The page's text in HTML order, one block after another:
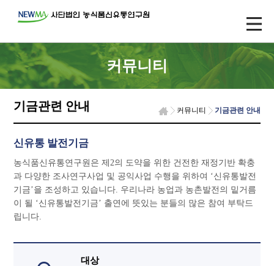
커뮤니티
기금관련 안내 커뮤니티 기금관련 안내
신유통 발전기금
농식품신유통연구원은 제2의 도약을 위한 건전한 재정기반 확충
과 다양한 조사연구사업 및 공익사업 수행을 위하여 ‘신유통발전
기금’을 조성하고 있습니다. 우리나라 농업과 농촌발전의 밑거름
이 될 ‘신유통발전기금’ 출연에 뜻있는 분들의 많은 참여 부탁드
립니다.
대상